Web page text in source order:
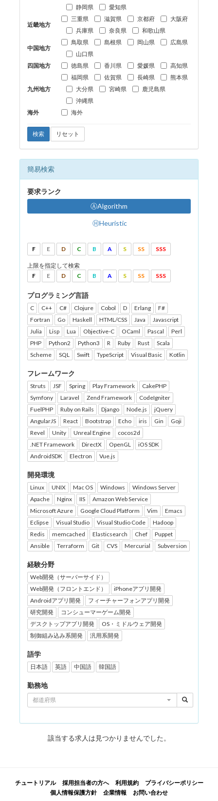
静岡県
愛知県
近畿地方
三重県 滋賀県 京都府
大阪府
兵庫県
奈良県 和歌山県
中国地方
鳥取県 島根県 岡山県
広島県
山口県
四国地方
徳島県 香川県 愛媛県 高知県
九州地方
福岡県 佐賀県 長崎県
熊本県
大分県
宮崎県
鹿児島県
沖縄県
海外
海外
検索 リセット
簡易検索
要求ランク
ⒶAlgorithm
ⒽHeuristic
F E D C B A S SS SSS
上限を指定して検索
F
E D C B A S SS SSS
プログラミング言語
C C++ C# Clojure Cobol D Erlang
F#
Fortran
Go Haskell HTML/CSS Java
Javascript
Julia
Lisp Lua Objective-C OCaml Pascal
Perl
PHP
Python2 Python3 R Ruby Rust
Scala
Scheme
SQL Swift TypeScript Visual Basic Kotlin
フレームワーク
Struts JSF Spring Play Framework
CakePHP
Symfony
Laravel Zend Framework
CodeIgniter
FuelPHP
Ruby on Rails Django Node.js
jQuery
AngularJS
React Bootstrap Echo iris Gin
Goji
Revel
Unity Unreal Engine
cocos2d
.NET Framework
DirectX OpenGL
iOS SDK
AndroidSDK
Electron Vue.js
開発環境
Linux UNIX Mac OS Windows
Windows Server
Apache
Nginx IIS
Amazon Web Service
Microsoft Azure
Google Cloud Platform Vim
Emacs
Eclipse
Visual Studio Visual Studio Code
Hadoop
Redis
memcached Elasticsearch Chef
Puppet
Ansible
Terraform Git CVS Mercurial Subversion
経験分野
Web開発（サーバーサイド）
Web開発（フロントエンド）
iPhoneアプリ開発
Androidアプリ開発
フィーチャーフォンアプリ開発
研究開発
コンシューマーゲーム開発
デスクトップアプリ開発
OS・ミドルウェア開発
制御組み込み系開発
汎用系開発
語学
日本語 英語 中国語 韓国語
勤務地
都道府県
該当する求人は見つかりませんでした。
チュートリアル 採用担当者の方へ 利用規約
プライバシーポリシー
個人情報保護方針
企業情報 お問い合わせ